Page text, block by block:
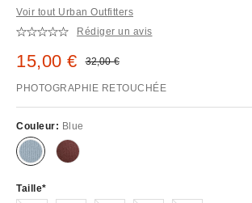
Voir tout Urban Outfitters
Rédiger un avis
Prix remisé :
15,00 € Prix d'origine :
32,00 €
PHOTOGRAPHIE RETOUCHÉE
Couleur: Blue
Taille